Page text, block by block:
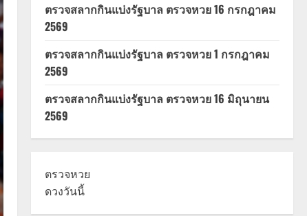
ตรวจสลากกินแบ่งรัฐบาล ตรวจหวย 16 กรกฎาคม
2569
ตรวจสลากกินแบ่งรัฐบาล ตรวจหวย 1 กรกฎาคม
2569
ตรวจสลากกินแบ่งรัฐบาล ตรวจหวย 16 มิถุนายน
2569
ตรวจหวย
ดวงวันนี้